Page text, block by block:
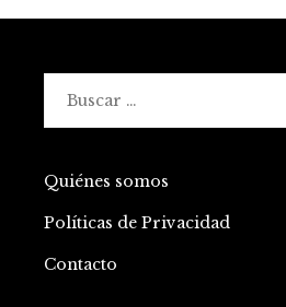
Quiénes somos
Políticas de Privacidad
Contacto